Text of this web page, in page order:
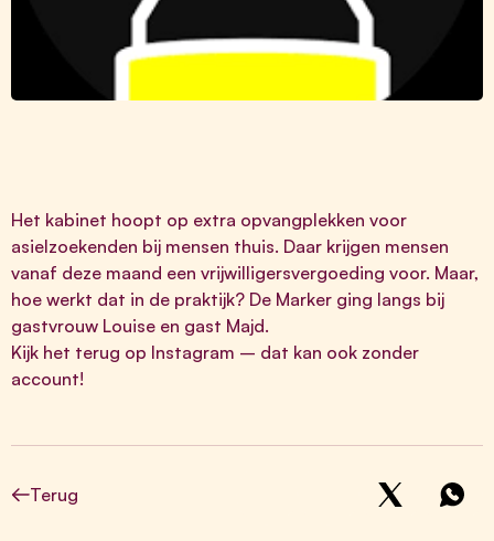
Het kabinet hoopt op extra opvangplekken voor
asielzoekenden bij mensen thuis. Daar krijgen mensen
vanaf deze maand een vrijwilligersvergoeding voor. Maar,
hoe werkt dat in de praktijk? De Marker ging langs bij
gastvrouw Louise en gast Majd.
Kijk het terug op Instagram – dat kan ook zonder
account!
Terug